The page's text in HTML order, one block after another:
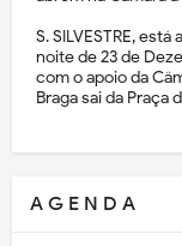
S. SILVESTRE,
noite de 23 de
com o apoio da
Braga sai da Praça
A G E N D A